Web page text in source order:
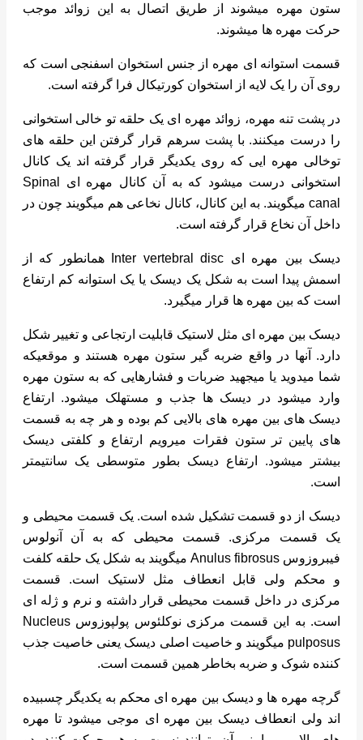
ستون مهره میشوند از طریق اتصال به این زوائد موجب
حرکت مهره ها میشوند.
قسمت استوانه ای مهره از جنس استخوان اسفنجی است که
روی آن را یک لایه از استخوان کورتیکال فرا گرفته است.
در پشت تنه مهره، زوائد مهره ای یک حلقه تو خالی استخوانی
را درست میکنند. با پشت سرهم قرار گرفتن این حلقه های
توخالی مهره ایی که روی یکدیگر قرار گرفته اند یک کانال
استخوانی درست میشود که به آن کانال مهره ای Spinal
canal میگویند. به این کانال، کانال نخاعی هم میگویند چون در
داخل آن نخاع قرار گرفته است.
دیسک بین مهره ای Inter vertebral disc همانطور که از
اسمش پیدا است به شکل یک دیسک یا یک استوانه کم ارتفاع
است که بین مهره ها قرار میگیرد.
دیسک بین مهره ای مثل لاستیک قابلیت ارتجاعی و تغییر شکل
دارد. آنها در واقع ضربه گیر ستون مهره هستند و موقعیکه
شما میدوید یا میجهید ضربات و فشارهایی که به ستون مهره
وارد میشود در دیسک ها جذب و مستهلک میشود. ارتفاع
دیسک های بین مهره های بالایی کم بوده و هر چه به قسمت
های پایین تر ستون فقرات میرویم ارتفاع و کلفتی دیسک
بیشتر میشود. ارتفاع دیسک بطور متوسطی یک سانتیمتر
است.
دیسک از دو قسمت تشکیل شده است. یک قسمت محیطی و
یک قسمت مرکزی. قسمت محیطی که به آن آنولوس
فیبروزوس Anulus fibrosus میگویند به شکل یک حلقه کلفت
و محکم ولی قابل انعطاف مثل لاستیک است. قسمت
مرکزی در داخل قسمت محیطی قرار داشته و نرم و ژله ای
است. به این قسمت مرکزی نوکلئوس پولپوزوس Nucleus
pulposus میگویند و خاصیت اصلی دیسک یعنی خاصیت جذب
کننده شوک و ضربه بخاطر همین قسمت است.
گرچه مهره ها و دیسک بین مهره ای محکم به یکدیگر چسبیده
اند ولی انعطاف دیسک بین مهره ای موجی میشود تا مهره